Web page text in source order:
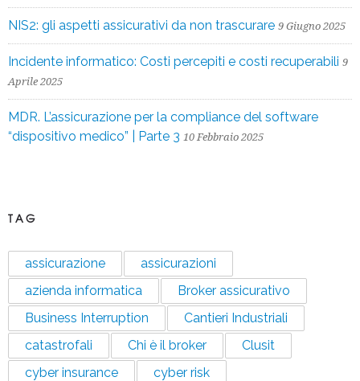
NIS2: gli aspetti assicurativi da non trascurare 9 Giugno 2025
Incidente informatico: Costi percepiti e costi recuperabili 9
Aprile 2025
MDR. L’assicurazione per la compliance del software
“dispositivo medico” | Parte 3 10 Febbraio 2025
TAG
assicurazione
assicurazioni
azienda informatica
Broker assicurativo
Business Interruption
Cantieri Industriali
catastrofali
Chi è il broker
Clusit
cyber insurance
cyber risk